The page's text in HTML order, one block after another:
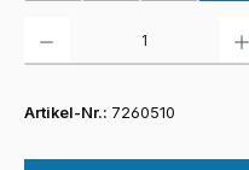
Artikel-Nr.: 7260510